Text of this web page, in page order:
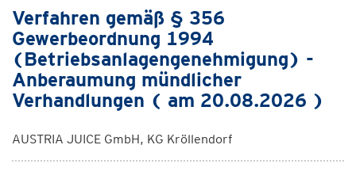
Verfahren gemäß § 356
Gewerbeordnung 1994
(Betriebsanlagengenehmigung) -
Anberaumung mündlicher
Verhandlungen ( am 20.08.2026 )
AUSTRIA JUICE GmbH, KG Kröllendorf